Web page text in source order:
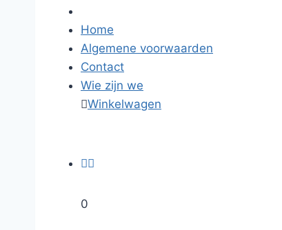
Home
Algemene voorwaarden
Contact
Wie zijn we
Winkelwagen

0